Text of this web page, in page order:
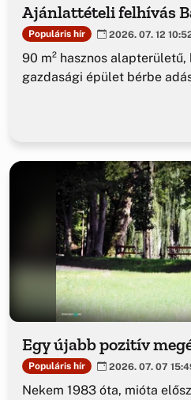
Ajánlattételi felhívás
Populáris hír 2026. 07. 12
90 m² hasznos
gazdasági épület bérbe
Egy újabb pozitív
Populáris hír 2026. 07. 07
Nekem 1983 óta, mióta